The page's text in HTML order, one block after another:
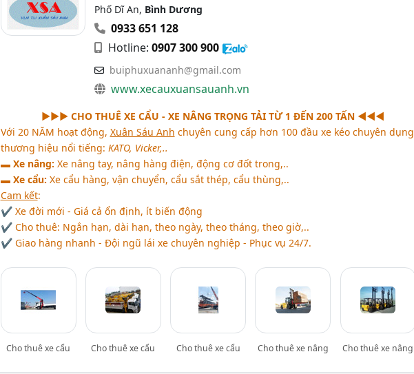
Phố Dĩ An, Bình Dương
0933 651 128
Hotline: 0907 300 900
buiphuxuananh@gmail.com
www.xecauxuansauanh.vn
►►► CHO THUÊ XE CẨU - XE NÂNG TRỌNG TẢI TỪ 1 ĐẾN 200 TẤN ◄◄◄
Với 20 NĂM hoạt động, Xuân Sáu Anh chuyên cung cấp hơn 100 đầu xe kéo chuyên dụng
thương hiệu nổi tiếng: KATO, Vicker,..
▬ Xe nâng: Xe nâng tay, nâng hàng điện, động cơ đốt trong,..
▬ Xe cẩu: Xe cẩu hàng, vận chuyển, cẩu sắt thép, cẩu thùng,..
Cam kết:
✔ Xe đời mới - Giá cả ổn định, ít biến động
✔ Cho thuê: Ngắn hạn, dài hạn, theo ngày, theo tháng, theo giờ,..
✔ Giao hàng nhanh - Đội ngũ lái xe chuyên nghiệp - Phục vụ 24/7.
Cho thuê xe cẩu Cho thuê xe cẩu Cho thuê xe cẩu Cho thuê xe nâng Cho thuê xe nâng